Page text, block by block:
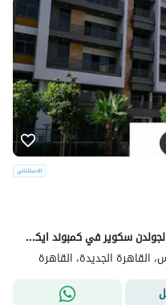
شقه للبيع في قلب التجمع الخامس في الجولدن سكوير في كمبوند ايكون مقدم 5% وقسط علي 10 سنوات مع خصم كاش 35% | * Icon *
القاهرة الجديدة، القاهرة